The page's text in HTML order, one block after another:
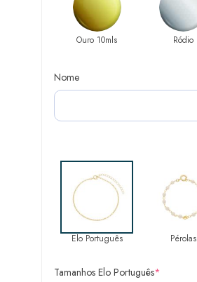
Ouro 10mls Ródio
Nome
Elo Português Pérolas
Tamanhos Elo Português*